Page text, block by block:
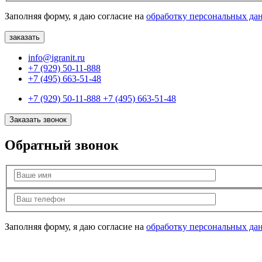
Заполняя форму, я даю согласие на обработку персональных
info@igranit.ru
+7 (929) 50-11-888
+7 (495) 663-51-48
+7 (929) 50-11-888 +7 (495) 663-51-48
Заказать звонок
Обратный звонок
Заполняя форму, я даю согласие на обработку персональных